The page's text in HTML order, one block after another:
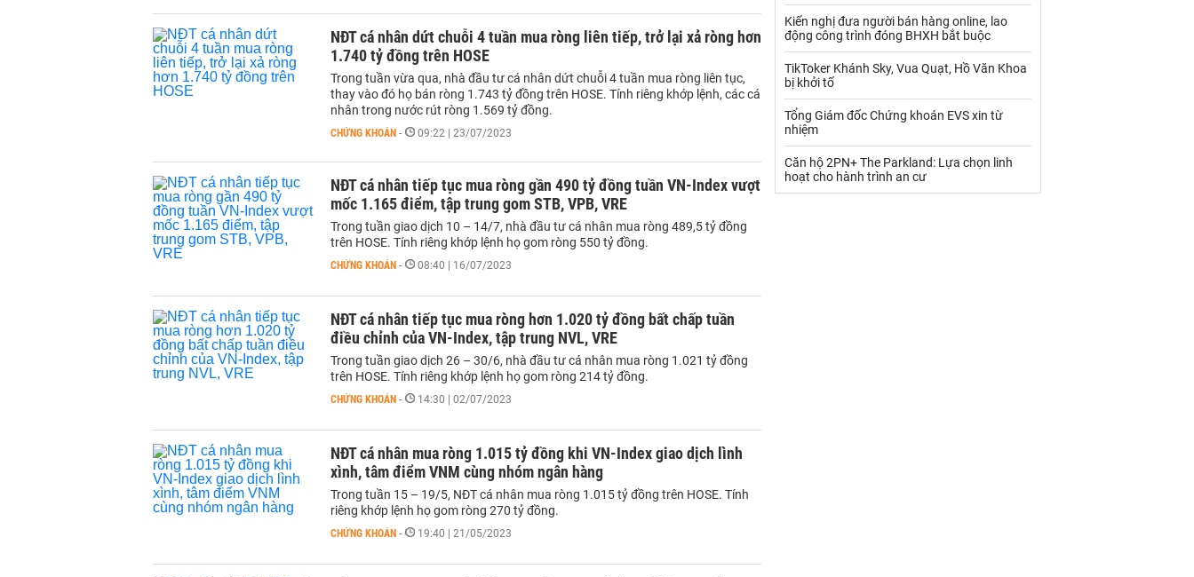
NĐT cá nhân dứt chuỗi 4 tuần mua ròng liên tiếp, trở lại xả ròng hơn
1.740 tỷ đồng trên HOSE
Trong tuần vừa qua, nhà đầu tư cá nhân dứt chuỗi 4 tuần mua ròng liên tục,
thay vào đó họ bán ròng 1.743 tỷ đồng trên HOSE. Tính riêng khớp lệnh, các cá
nhân trong nước rút ròng 1.569 tỷ đồng.
CHỨNG KHOÁN - 09:22 | 23/07/2023
NĐT cá nhân tiếp tục mua ròng gần 490 tỷ đồng tuần VN-Index vượt
mốc 1.165 điểm, tập trung gom STB, VPB, VRE
Trong tuần giao dịch 10 – 14/7, nhà đầu tư cá nhân mua ròng 489,5 tỷ đồng
trên HOSE. Tính riêng khớp lệnh họ gom ròng 550 tỷ đồng.
CHỨNG KHOÁN - 08:40 | 16/07/2023
NĐT cá nhân tiếp tục mua ròng hơn 1.020 tỷ đồng bất chấp tuần
điều chỉnh của VN-Index, tập trung NVL, VRE
Trong tuần giao dịch 26 – 30/6, nhà đầu tư cá nhân mua ròng 1.021 tỷ đồng
trên HOSE. Tính riêng khớp lệnh họ gom ròng 214 tỷ đồng.
CHỨNG KHOÁN - 14:30 | 02/07/2023
NĐT cá nhân mua ròng 1.015 tỷ đồng khi VN-Index giao dịch lình
xình, tâm điểm VNM cùng nhóm ngân hàng
Trong tuần 15 – 19/5, NĐT cá nhân mua ròng 1.015 tỷ đồng trên HOSE. Tính
riêng khớp lệnh họ gom ròng 270 tỷ đồng.
CHỨNG KHOÁN - 19:40 | 21/05/2023
Than Thức ăn chăn nuôi
Thủy hải sản khác Tôm
Vàng
VLXD khác Xăng dầu
Xi măng - Clynker
Kiến nghị đưa người bán hàng online, lao
động công trình đóng BHXH bắt buộc
TikToker Khánh Sky, Vua Quạt, Hồ Văn Khoa
bị khởi tố
Tổng Giám đốc Chứng khoán EVS xin từ
nhiệm
Căn hộ 2PN+ The Parkland: Lựa chọn linh
hoạt cho hành trình an cư